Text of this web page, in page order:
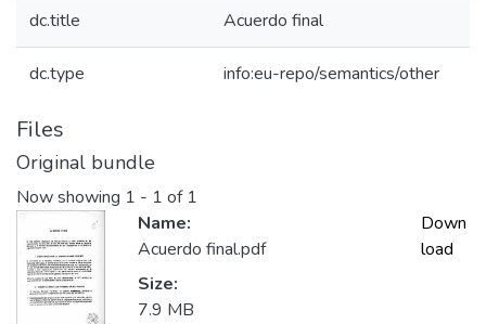
dc.title Acuerdo final
dc.type info:eu-repo/semantics/other
Files
Original bundle
Now showing 1 - 1 of 1
Name:
Acuerdo final.pdf
Size:
7.9 MB
Down
load